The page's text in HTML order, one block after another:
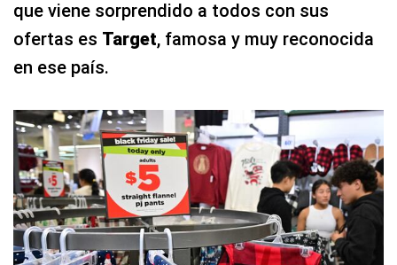
que viene sorprendido a todos con sus
ofertas es Target, famosa y muy reconocida
en ese país.